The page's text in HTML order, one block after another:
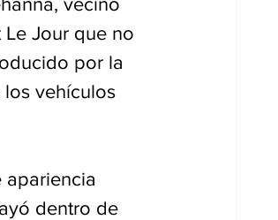
vecino
Le Jour que no
por la
los vehículos
dentro de